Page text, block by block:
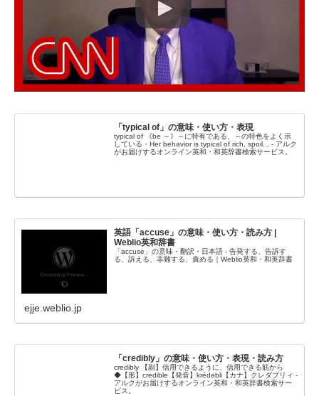
「typical of」の意味・使い方・表現
typical of 《be ～》～に特有である、～の特色をよく示
している・Her behavior is typical of rich, spoil... - アルク
がお届けするオンライン英和・和英辞書検索サービス。
英語「accuse」の意味・使い方・読み方 |
Weblio英和辞書
「accuse」の意味・翻訳・日本語 - 告発する、告訴す
る、訴える、非難する、責める｜Weblio英和・和英辞書
ejje.weblio.jp
「credibly」の意味・使い方・表現・読み方
credibly 【副】信用できるように、信用できる筋から
◆【形】credible【発音】krédəbli【カナ】クレダブリィ -
アルクがお届けするオンライン英和・和英辞書検索サー
ビス。